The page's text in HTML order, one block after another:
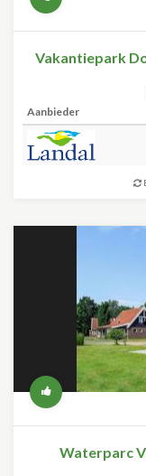
Vakantiepark
Aanbieder
Waterparc